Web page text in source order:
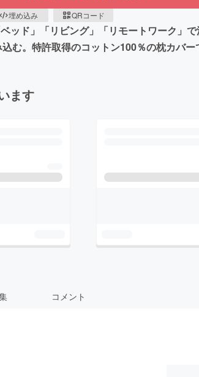
埋め込み QRコード
ド」「リビング」「リモートワーク」
む。特許取得のコットン100％の枕カバ
ます
コメント